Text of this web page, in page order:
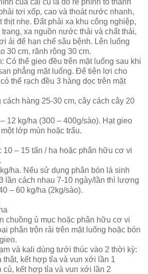
tơi xốp, cao và thoát nước nhanh,
thịt nhẹ. Đất phải xa khu công nghiệp,
xa nguồn nước thải và chất thải,
ải để hạn chế sâu bệnh. Lên luống
30 cm, rãnh rộng 30 cm.
Có thể gieo đều trên mặt luống sau khi
phẳng mặt luống. Để tiện lợi cho
thể rạch đều 3 hàng dọc trên mặt
cách hàng 25-30 cm, cây cách cây 20
12 kg/ha (300 – 400g/sào). Hạt gieo
lớp mùn hoặc trấu.
10 – 15 tấn / ha hoặc phân hữu cơ vi
ha. Nếu sử dụng phân bón lá sinh
lần cách nhau 7-10 ngày/lần thì lượng
– 60 kg/ha (2kg/sào).
chuồng ủ mục hoặc phân hữu cơ vi
phân trộn rải trên mặt luống hoặc bón
và kali dùng tưới thúc vào 2 thời kỳ:
thật, kết hợp tỉa và vun xới lần 1
củ, kết hợp tỉa và vun xới lần 2